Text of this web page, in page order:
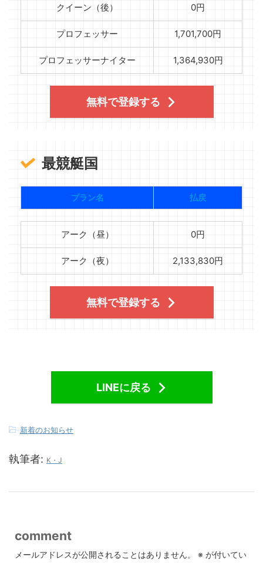
クイーン（後） 0円
プロフェッサー 1,701,700円
プロフェッサーナイター 1,364,930円
無料で登録する
最競艇国
プラン名 払戻
アーク（昼） 0円
アーク（夜） 2,133,830円
無料で登録する
LINEに戻る
-新着のお知らせ
執筆者: K・J
comment
メールアドレスが公開されることはありません。 ※ が付いてい